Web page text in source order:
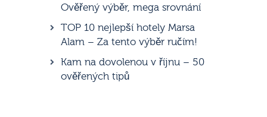
Ověřený výběr, mega srovnání
TOP 10 nejlepší hotely Marsa
Alam – Za tento výběr ručím!
Kam na dovolenou v říjnu – 50
ověřených tipů